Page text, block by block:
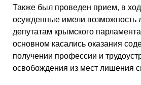
Также был проведен прием, в
осужденные имели возможность
депутатам крымского
основном касались оказания
получении профессии и
освобождения из мест лишения